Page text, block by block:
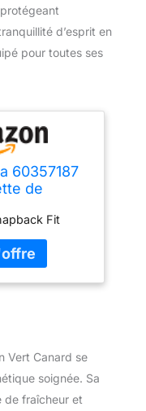
d’esprit en
pour toutes ses
60357187
de
Mixte
Fit
Vert Canard se
soignée. Sa
de fraîcheur et